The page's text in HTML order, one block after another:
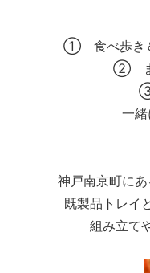
① 食べ歩き＆
② ま
③
一
神戸南京町に
既製品トレイ
組み立て